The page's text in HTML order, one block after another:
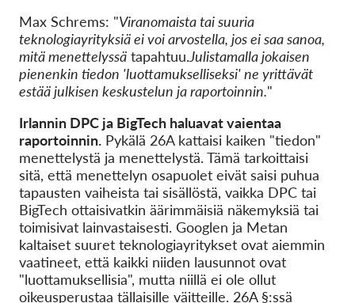
Max Schrems: "Viranomaista tai suuria
teknologiayrityksiä ei voi arvostella, jos ei saa sanoa,
mitä menettelyssä tapahtuu.Julistamalla jokaisen
pienenkin tiedon 'luottamukselliseksi' ne yrittävät
estää julkisen keskustelun ja raportoinnin."
Irlannin DPC ja BigTech haluavat vaientaa
raportoinnin. Pykälä 26A kattaisi kaiken "tiedon"
menettelystä ja menettelystä. Tämä tarkoittaisi
sitä, että menettelyn osapuolet eivät saisi puhua
tapausten vaiheista tai sisällöstä, vaikka DPC tai
BigTech ottaisivatkin äärimmäisiä näkemyksiä tai
toimisivat lainvastaisesti. Googlen ja Metan
kaltaiset suuret teknologiayritykset ovat aiemmin
vaatineet, että kaikki niiden lausunnot ovat
"luottamuksellisia", mutta niillä ei ole ollut
oikeusperustaa tällaisille väitteille. 26A §:ssä